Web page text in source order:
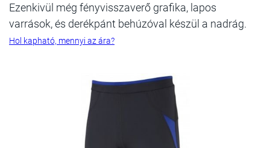
Ezenkivül még fényvisszaverő grafika, lapos
varrások, és derékpánt behúzóval készül a nadrág.
Hol kapható, mennyi az ára?